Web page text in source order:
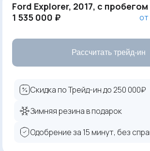
Ford Explorer, 2017, с пробегом
1 535 000 ₽
Рассчитать трейд-ин
Скидка по Трейд-ин до 250 000₽
Зимняя резина в подарок
Одобрение за 15 минут, без